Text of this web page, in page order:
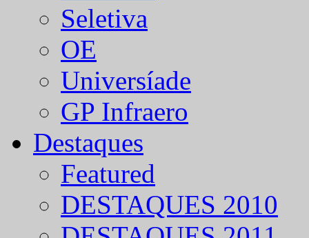
Seletiva
OE
Universíade
GP Infraero
Destaques
Featured
DESTAQUES 2010